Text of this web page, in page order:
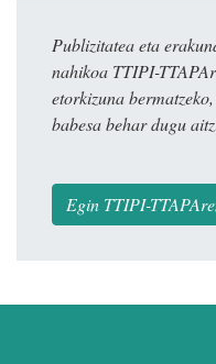
Publizitatea eta
nahikoa TTIPI-
etorkizuna
babesa behar dugu
Egin TTIPI-